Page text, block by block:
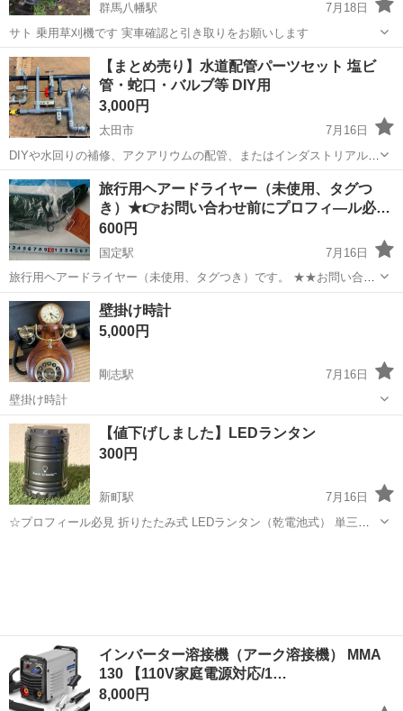
群馬八幡駅
7月18日
サト 乗用草刈機です 実車確認と引き取りをお願いします
群馬 高崎市 群馬八幡駅 生活家電
【まとめ売り】水道配管パーツセット 塩ビ
管・蛇口・バルブ等 DIY用
3,000円
太田市
7月16日
DIYや水回りの補修、アクアリウムの配管、またはインダストリアルな
インテリア製作に使える配管パーツのまとめ売りです。 セット内容：
塩ビパイプ（硬質ポリ塩化ビニル管）： T字ジョイントやエルボを含
む組み立て済みのもの。蛇口（...
群馬 太田市 生活家電
旅行用ヘアードライヤー（未使用、タグつ
き）★👉お問い合わせ前にプロフィ―ル必
読…
600円
国定駅
7月16日
旅行用ヘアードライヤー（未使用、タグつき）です。 ★★お問い合わ
せ前に必ずプロフィールをお読みいただきます様お願いしています。
コンパクトに折りたためます。 画像より判断して下さい。 他にも色々
投...
群馬 伊勢崎市 国定駅
壁掛け時計
5,000円
剛志駅
7月16日
壁掛け時計
群馬 伊勢崎市 剛志駅 生活家電
【値下げしました】LEDランタン
300円
新町駅
7月16日
☆プロフィール必見 折りたたみ式 LEDランタン（乾電池式） 単三乾
インバーター溶接機（アーク溶接機） MMA
130 【110V家庭電源対応/1…
8,000円